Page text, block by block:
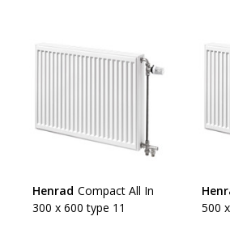
Henrad Compact All In
300 x 600 type 11
500